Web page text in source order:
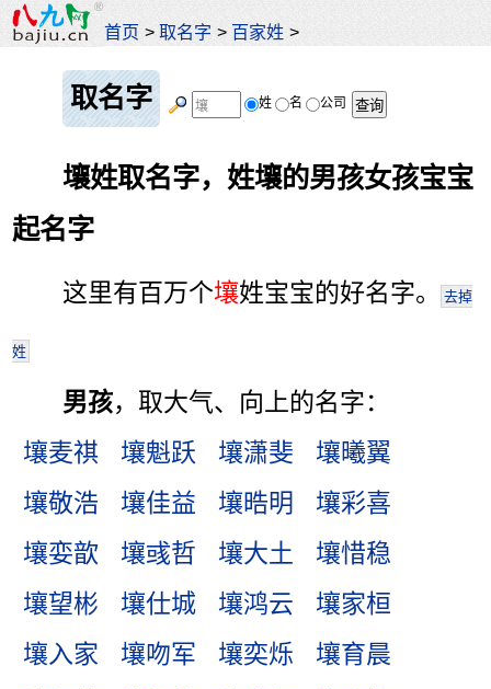
首页 >取名字 > 百家姓 >
取名字 姓 名 公司
壤姓取名字，姓壤的男孩女孩宝宝
起名字
这里有百万个壤姓宝宝的好名字。 去掉
姓
男孩，取大气、向上的名字：
壤麦祺
壤魁跃 壤潇斐
壤曦翼
壤敬浩
壤佳益 壤晧明
壤彩喜
壤娈歆
壤彧哲 壤大土
壤惜稳
壤望彬
壤仕城 壤鸿云
壤家桓
壤入家
壤吻军 壤奕烁
壤育晨